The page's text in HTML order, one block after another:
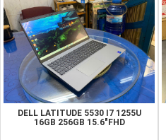
DELL LATITUDE 5530 I7 1255U
16GB 256GB 15.6"FHD